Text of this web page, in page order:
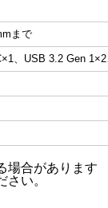
まで
、USB 3.2 Gen
場合があります
い。